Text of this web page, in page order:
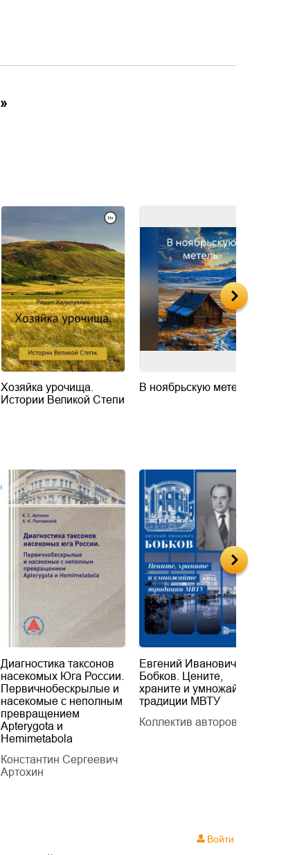
»
Хозяйка урочища.
Истории Великой Степи
В ноябрьскую метель.
Диагностика таксонов
насекомых Юга России.
Первичнобескрылые и
насекомые с неполным
превращением
Apterygota и
Hemimetabola
Константин Сергеевич
Артохин
Евгений Иванович
Бобков. Цените,
храните и умножайте
традиции МВТУ
Коллектив авторов
Войти